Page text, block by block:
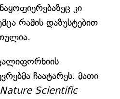
კი
რამის დაზუსტებით
ჩაატარეს. მათი
Nature Scientific